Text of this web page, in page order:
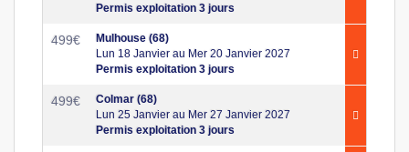
Permis exploitation 3 jours
499€
Mulhouse (68)
Lun 18 Janvier au Mer 20 Janvier 2027
Permis exploitation 3 jours
499€
Colmar (68)
Lun 25 Janvier au Mer 27 Janvier 2027
Permis exploitation 3 jours